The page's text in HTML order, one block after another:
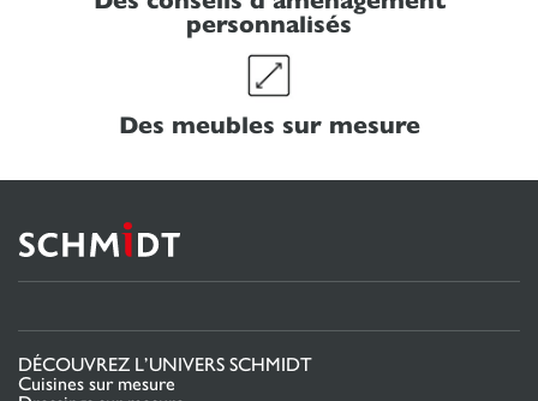
personnalisés
Des meubles sur mesure
DÉCOUVREZ L’UNIVERS SCHMIDT
Cuisines sur mesure